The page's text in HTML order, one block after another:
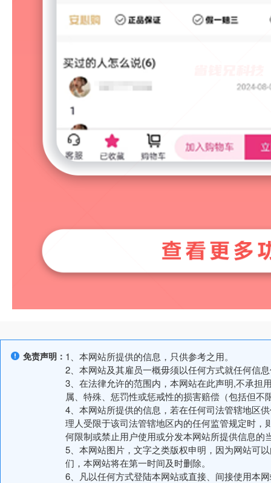
免责声明： 1、本网站所提供的信息，只供参考之用。
2、本网站及其雇员一概毋须以任何方式就任何信
3、在法律允许的范围内，本网站在此声明,不承担
属、特殊、惩罚性或惩戒性的损害赔偿（包括但
4、本网站所提供的信息，若在任何司法管辖地区
理人受限于该司法管辖地区内的任何监管规定时
何限制或禁止用户使用或分发本网站所提供信息的
5、本网站图片，文字之类版权申明，因为网站可
们，本网站将在第一时间及时删除。
6、凡以任何方式登陆本网站或直接、间接使用本